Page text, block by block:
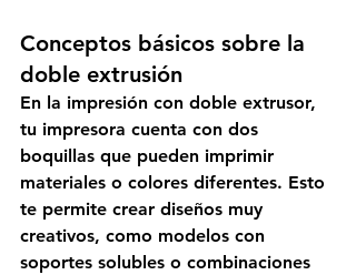
Conceptos básicos sobre la
doble extrusión
En la impresión con doble extrusor,
tu impresora cuenta con dos
boquillas que pueden imprimir
materiales o colores diferentes. Esto
te permite crear diseños muy
creativos, como modelos con
soportes solubles o combinaciones